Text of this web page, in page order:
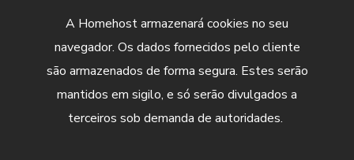
A Homehost armazenará cookies no seu
navegador. Os dados fornecidos pelo cliente
são armazenados de forma segura. Estes serão
mantidos em sigilo, e só serão divulgados a
terceiros sob demanda de autoridades.